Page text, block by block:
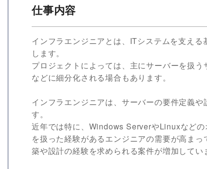
仕事内容
インフラエンジニアとは、ITシステムを支え
します。
プロジェクトによっては、主にサーバーを扱
などに細分化される場合もあります。
インフラエンジニアは、サーバーの要件定義
す。
近年では特に、Windows ServerやLinuxなど
を扱った経験があるエンジニアの需要が高ま
築や設計の経験を求められる案件が増加してい